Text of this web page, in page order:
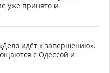
уже принято и
идёт к завершению».
с Одессой и